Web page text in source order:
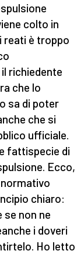
colto in
reati è troppo
richiedente
che lo
sa di poter
che si
ufficiale.
fattispecie di
Ecco,
chiaro:
non ne
i doveri
Ho letto